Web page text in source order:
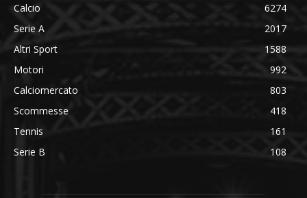
Calcio
6274
Serie A
2017
Altri Sport
1588
Motori
992
Calciomercato
803
Scommesse
418
Tennis
161
Serie B
108